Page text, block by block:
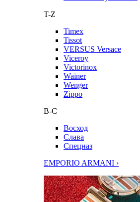
T-Z
Timex
Tissot
VERSUS Versace
Viceroy
Victorinox
Wainer
Wenger
Zippo
В-С
Восход
Слава
Спецназ
EMPORIO ARMANI ›